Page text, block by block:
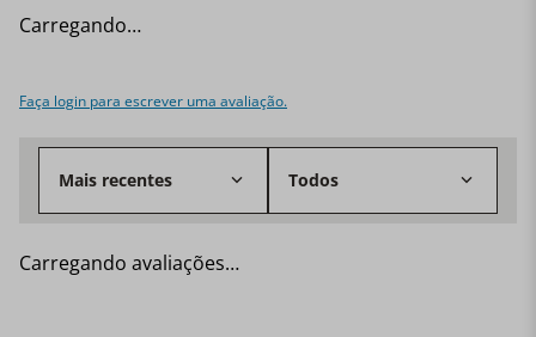
Carregando…
Faça login para escrever uma avaliação.
Mais recentes Todos
Carregando avaliações…